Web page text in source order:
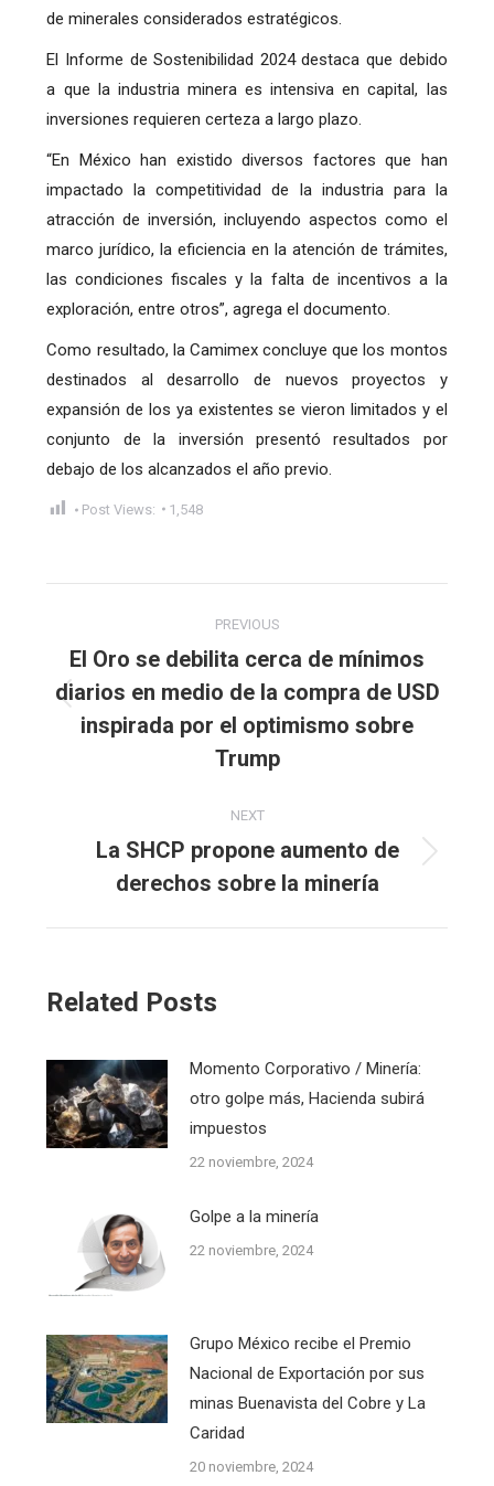
de minerales considerados estratégicos.
El Informe de Sostenibilidad 2024 destaca que debido
a que la industria minera es intensiva en capital, las
inversiones requieren certeza a largo plazo.
“En México han existido diversos factores que han
impactado la competitividad de la industria para la
atracción de inversión, incluyendo aspectos como el
marco jurídico, la eficiencia en la atención de trámites,
las condiciones fiscales y la falta de incentivos a la
exploración, entre otros”, agrega el documento.
Como resultado, la Camimex concluye que los montos
destinados al desarrollo de nuevos proyectos y
expansión de los ya existentes se vieron limitados y el
conjunto de la inversión presentó resultados por
debajo de los alcanzados el año previo.
Post Views: 1,548
navigation
PREVIOUS
Previous
post:
El Oro se debilita cerca de mínimos
diarios en medio de la compra de USD
inspirada por el optimismo sobre
Trump
NEXT
Next
post:
La SHCP propone aumento de
derechos sobre la minería
Related Posts
Momento Corporativo / Minería:
otro golpe más, Hacienda subirá
impuestos
22 noviembre, 2024
Golpe a la minería
22 noviembre, 2024
Grupo México recibe el Premio
Nacional de Exportación por sus
minas Buenavista del Cobre y La
Caridad
20 noviembre, 2024